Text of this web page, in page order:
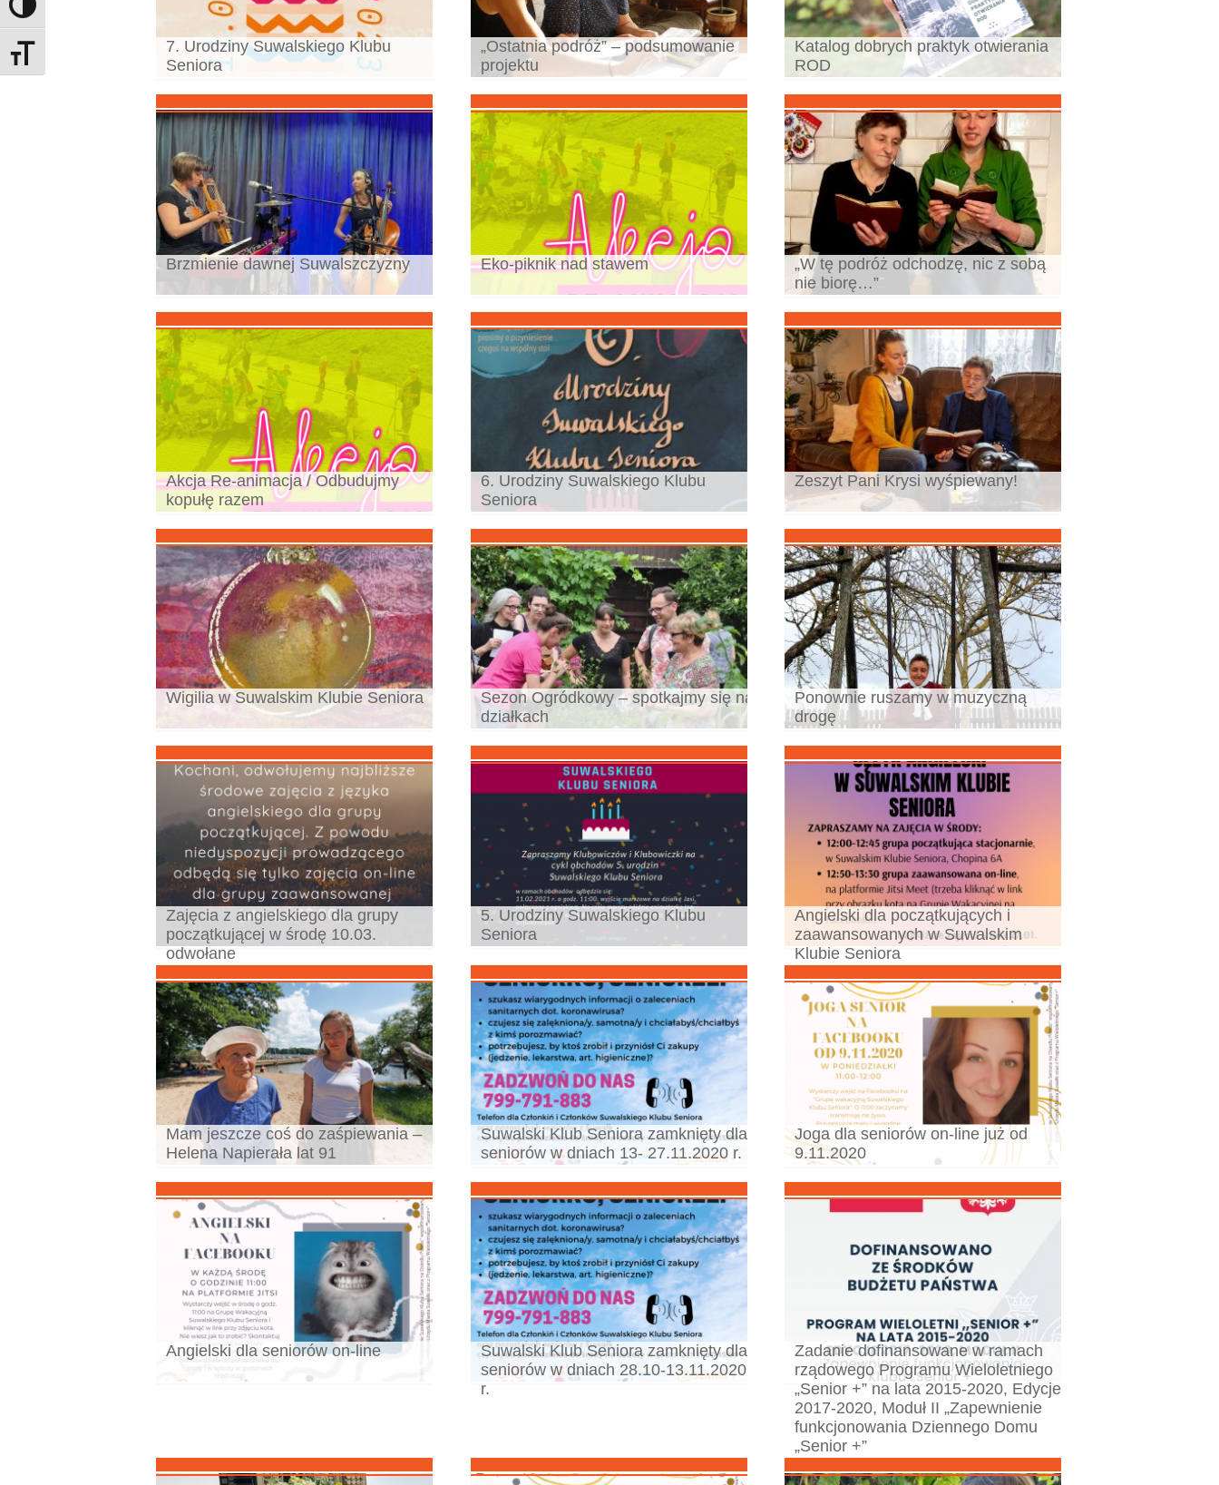
Toggle High Contrast
Toggle Font size
7. Urodziny Suwalskiego Klubu
Seniora
„Ostatnia podróż” – podsumowanie
projektu
Katalog dobrych praktyk otwierania
ROD
Brzmienie dawnej Suwalszczyzny Eko-piknik nad stawem
„W tę podróż odchodzę, nic z sobą
nie biorę…”
Akcja Re-animacja / Odbudujmy
kopułę razem
6. Urodziny Suwalskiego Klubu
Seniora
Zeszyt Pani Krysi wyśpiewany!
Wigilia w Suwalskim Klubie Seniora
Sezon Ogródkowy – spotkajmy się na
działkach
Ponownie ruszamy w muzyczną
drogę
Zajęcia z angielskiego dla grupy
początkującej w środę 10.03.
odwołane
5. Urodziny Suwalskiego Klubu
Seniora
Angielski dla początkujących i
zaawansowanych w Suwalskim
Klubie Seniora
Mam jeszcze coś do zaśpiewania –
Helena Napierała lat 91
Suwalski Klub Seniora zamknięty dla
seniorów w dniach 13- 27.11.2020 r.
Joga dla seniorów on-line już od
9.11.2020
Angielski dla seniorów on-line
Suwalski Klub Seniora zamknięty dla
seniorów w dniach 28.10-13.11.2020
r.
Zadanie dofinansowane w ramach
rządowego Programu Wieloletniego
„Senior +” na lata 2015-2020, Edycje
2017-2020, Moduł II „Zapewnienie
funkcjonowania Dziennego Domu
„Senior +”